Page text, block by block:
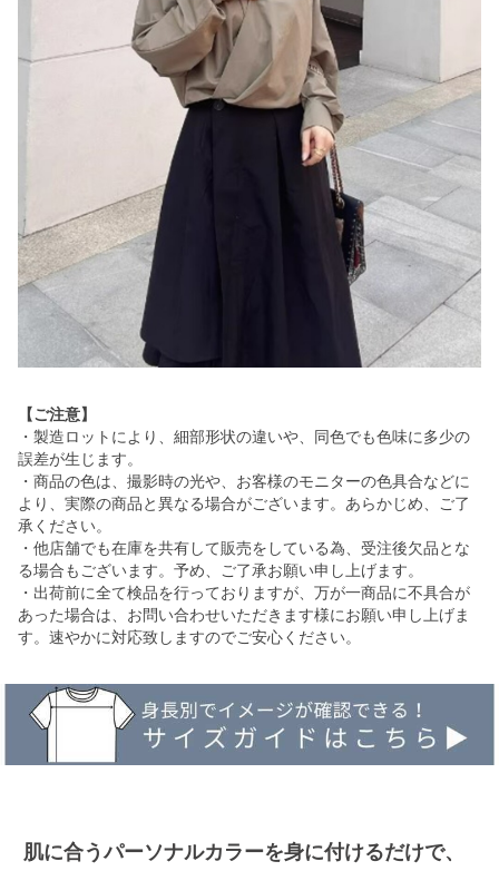
【ご注意】
・製造ロットにより、細部形状の違いや、同色でも色味に多少の
誤差が生じます。
・商品の色は、撮影時の光や、お客様のモニターの色具合などに
より、実際の商品と異なる場合がございます。あらかじめ、ご了
承ください。
・他店舗でも在庫を共有して販売をしている為、受注後欠品とな
る場合もございます。予め、ご了承お願い申し上げます。
・出荷前に全て検品を行っておりますが、万が一商品に不具合が
あった場合は、お問い合わせいただきます様にお願い申し上げま
す。速やかに対応致しますのでご安心ください。
肌に合うパーソナルカラーを身に付けるだけで、